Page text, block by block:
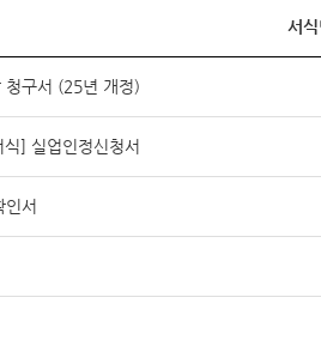
서
청구서 (25년 개정)
] 실업인정신청서
인서